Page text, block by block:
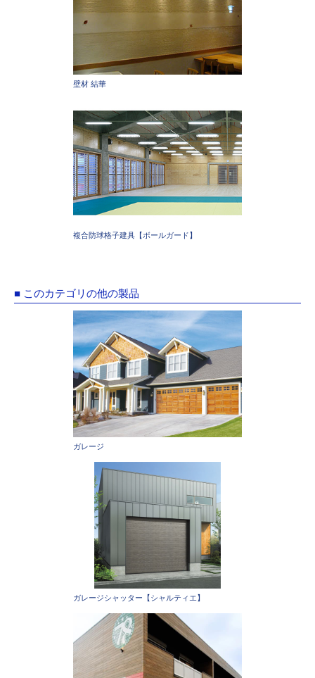
壁材 結華
複合防球格子建具【ボールガード】
■ このカテゴリの他の製品
ガレージ
ガレージシャッター【シャルティエ】